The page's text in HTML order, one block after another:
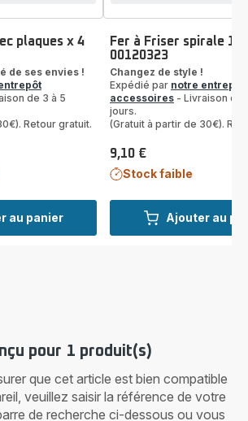
au panier
plaques x 4
de ses envies !
de 3 à 5
Retour gratuit.
Ajouter au
Fer à Friser spirale
00120323
Changez de style !
Expédié par notre entrepôt
accessoires - Livraison de
jours.
(Gratuit à partir de 30€).
Prix
9,10 €
Stock faible
pour 1 produit(s)
que cet article est bien compatible
veuillez saisir la référence de votre
de recherche ci-dessous ou vous